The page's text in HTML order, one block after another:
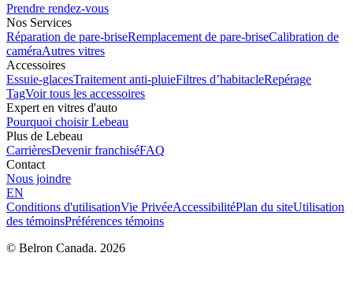
Prendre rendez-vous
Nos Services
Réparation de pare-briseRemplacement de pare-briseCalibration de
caméraAutres vitres
Accessoires
Essuie-glacesTraitement anti-pluieFiltres d’habitacleRepérage
TagVoir tous les accessoires
Expert en vitres d'auto
Pourquoi choisir Lebeau
Plus de Lebeau
CarrièresDevenir franchiséFAQ
Contact
Nous joindre
EN
Conditions d'utilisationVie PrivéeAccessibilitéPlan du siteUtilisation
des témoinsPréférences témoins
© Belron Canada. 2026